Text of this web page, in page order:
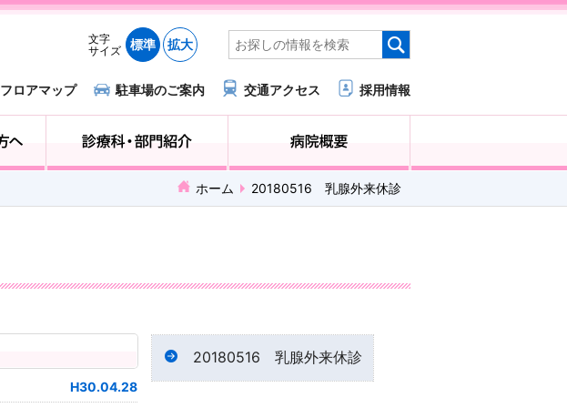
文字
サイズ
標準 拡大
フロアマップ 駐車場のご案内 交通アクセス 採用情報
ホーム 20180516 乳腺外来休診
H30.04.28
20180516 乳腺外来休診